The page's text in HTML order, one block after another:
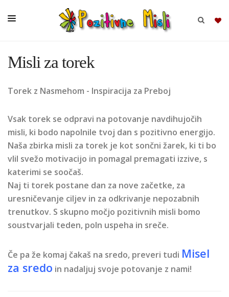
SKUPINE
KOMPLETI
Misli za torek
Torek z Nasmehom - Inspiracija za Preboj
Vsak torek se odpravi na potovanje navdihujočih
misli, ki bodo napolnile tvoj dan s pozitivno energijo.
Naša zbirka misli za torek je kot sončni žarek, ki ti bo
vlil svežo motivacijo in pomagal premagati izzive, s
katerimi se soočaš.
Naj ti torek postane dan za nove začetke, za
uresničevanje ciljev in za odkrivanje nepozabnih
trenutkov. S skupno močjo pozitivnih misli bomo
soustvarjali teden, poln uspeha in sreče.
Če pa že komaj čakaš na sredo, preveri tudi Misel
za sredo in nadaljuj svoje potovanje z nami!